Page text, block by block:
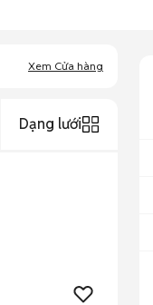
Xem Cửa hàng
Dạng lưới